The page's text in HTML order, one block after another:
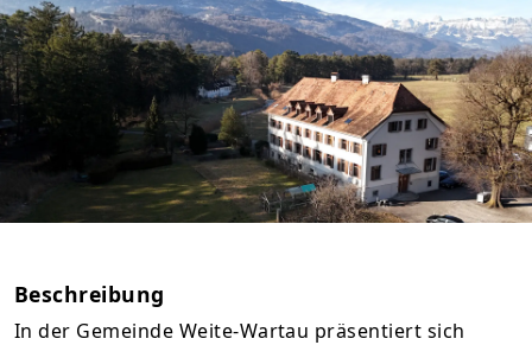
Beschreibung
In der Gemeinde Weite-Wartau präsentiert sich